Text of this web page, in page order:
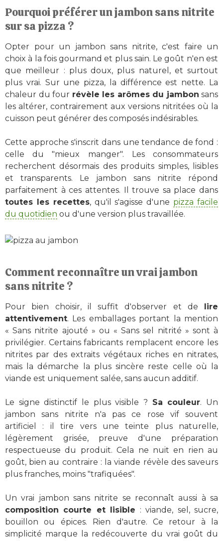
Pourquoi préférer un jambon sans nitrite
sur sa pizza ?
Opter pour un jambon sans nitrite, c'est faire un
choix à la fois gourmand et plus sain. Le goût n'en est
que meilleur : plus doux, plus naturel, et surtout
plus vrai. Sur une pizza, la différence est nette. La
chaleur du four révèle les arômes du jambon sans
les altérer, contrairement aux versions nitritées où la
cuisson peut générer des composés indésirables.
Cette approche s'inscrit dans une tendance de fond :
celle du "mieux manger". Les consommateurs
recherchent désormais des produits simples, lisibles
et transparents. Le jambon sans nitrite répond
parfaitement à ces attentes. Il trouve sa place dans
toutes les recettes, qu'il s'agisse d'une pizza facile
du quotidien ou d'une version plus travaillée.
Comment reconnaître un vrai jambon
sans nitrite ?
Pour bien choisir, il suffit d'observer et de lire
attentivement. Les emballages portant la mention
« Sans nitrite ajouté » ou « Sans sel nitrité » sont à
privilégier. Certains fabricants remplacent encore les
nitrites par des extraits végétaux riches en nitrates,
mais la démarche la plus sincère reste celle où la
viande est uniquement salée, sans aucun additif.
Le signe distinctif le plus visible ? Sa couleur. Un
jambon sans nitrite n'a pas ce rose vif souvent
artificiel : il tire vers une teinte plus naturelle,
légèrement grisée, preuve d'une préparation
respectueuse du produit. Cela ne nuit en rien au
goût, bien au contraire : la viande révèle des saveurs
plus franches, moins "trafiquées".
Un vrai jambon sans nitrite se reconnaît aussi à sa
composition courte et lisible : viande, sel, sucre,
bouillon ou épices. Rien d'autre. Ce retour à la
simplicité marque la redécouverte du vrai goût du